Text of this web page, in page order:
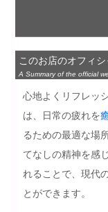
このお店のオフィ
A Summary of the official
心地よくリフレッ
は、日常の疲れを
るための最適な場
てなしの精神を感
れることで、現代
とができます。